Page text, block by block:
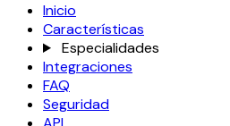
Inicio
Características
Especialidades
Integraciones
FAQ
Seguridad